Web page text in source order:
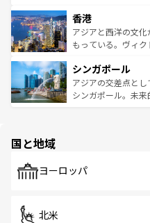
とつ。フォーやバイ
ひ現地で味わいた
が旅行者を迎えて
参照してほしい。
の活気が交差してい
帯で自然と触れ合
いビーチでリゾー
激する。気候は一年
が待っている。親
た文化、そして多
香港
アジアと西洋の文
もっている。ヴィ
み、どこを訪れても
ており、効率よく
うな絶景から文化
シンガポール
アジアの交差点と
シンガポール。未
で、ホーカーズは地
国と地域
ヨーロッパ
北米